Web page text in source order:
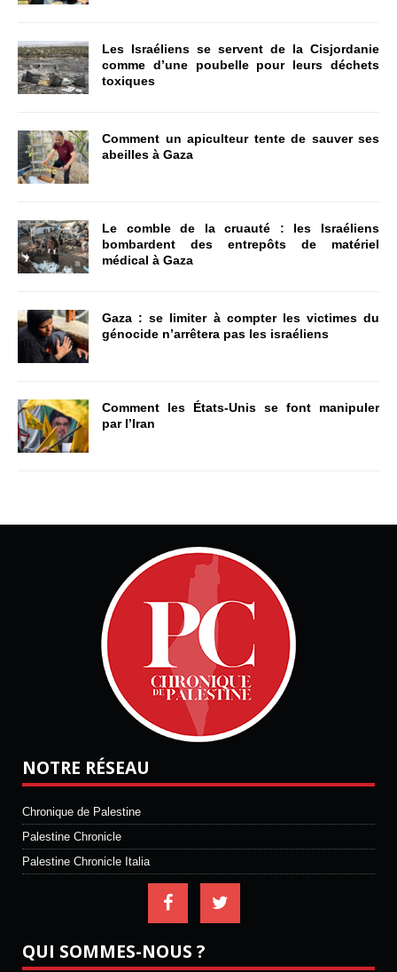
Les Israéliens se servent de la Cisjordanie
comme d’une poubelle pour leurs déchets
toxiques
Comment un apiculteur tente de sauver ses
abeilles à Gaza
Le comble de la cruauté : les Israéliens
bombardent des entrepôts de matériel
médical à Gaza
Gaza : se limiter à compter les victimes du
génocide n’arrêtera pas les israéliens
Comment les États-Unis se font manipuler
par l’Iran
NOTRE RÉSEAU
Chronique de Palestine
Palestine Chronicle
Palestine Chronicle Italia
QUI SOMMES-NOUS ?